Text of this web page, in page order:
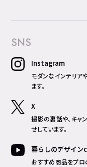
SNS
Instagram
モダンなインテリア
ます。
X
撮影の裏話や、キャ
せしています。
暮らしのデザイン
おすすめ商品をプ